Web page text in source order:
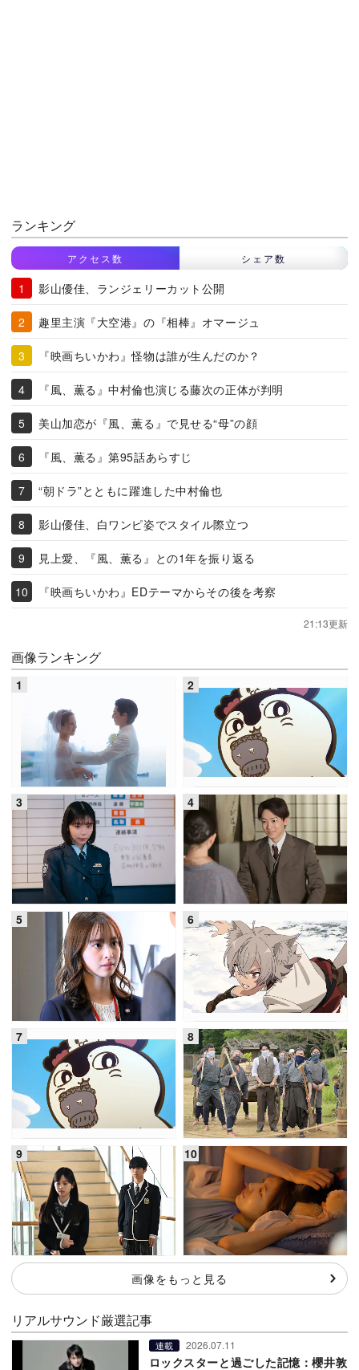
ランキング
アクセス数 シェア数
影山優佳、ランジェリーカット公開
趣里主演『大空港』の『相棒』オマージュ
『映画ちいかわ』怪物は誰が生んだのか？
『風、薫る』中村倫也演じる藤次の正体が判明
美山加恋が『風、薫る』で見せる“母”の顔
『風、薫る』第95話あらすじ
“朝ドラ”とともに躍進した中村倫也
影山優佳、白ワンピ姿でスタイル際立つ
見上愛、『風、薫る』との1年を振り返る
『映画ちいかわ』EDテーマからその後を考察
21:13更新
画像ランキング
画像をもっと見る
リアルサウンド厳選記事
連載 2026.07.11
ロックスターと過ごした記憶：櫻井敦